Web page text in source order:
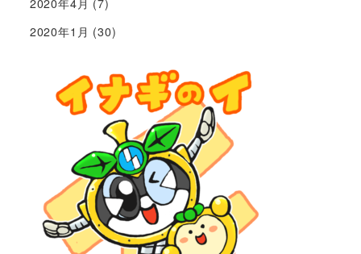
2020年4月 (7)
2020年1月 (30)